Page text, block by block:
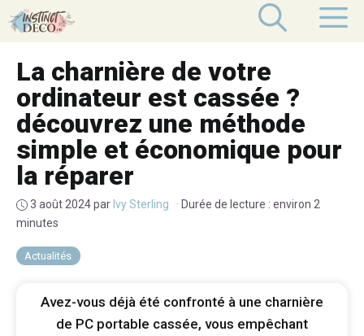
Aller
au
Actualités
La charnière de votre
ordinateur est cassée ?
découvrez une méthode
simple et économique pour
la réparer
3 août 2024par Ivy Sterling · Durée de lecture : environ 2
minutes
Avez-vous déjà été confronté à une charnière
de PC portable cassée, vous empêchant